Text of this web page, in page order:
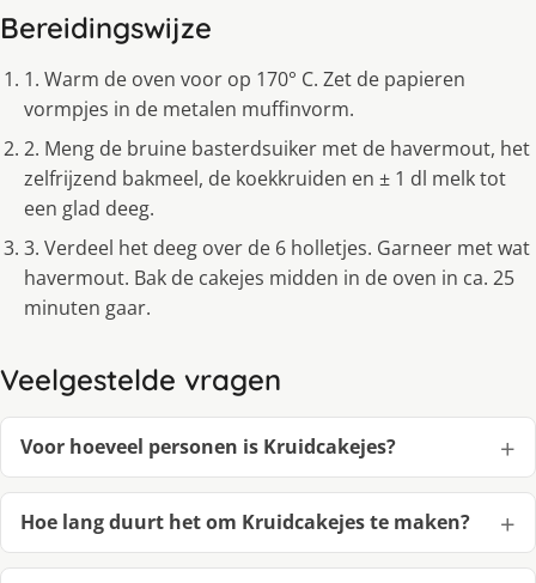
Bereidingswijze
1. Warm de oven voor op 170° C. Zet de papieren
vormpjes in de metalen muffinvorm.
2. Meng de bruine basterdsuiker met de havermout, het
zelfrijzend bakmeel, de koekkruiden en ± 1 dl melk tot
een glad deeg.
3. Verdeel het deeg over de 6 holletjes. Garneer met wat
havermout. Bak de cakejes midden in de oven in ca. 25
minuten gaar.
Veelgestelde vragen
Voor hoeveel personen is Kruidcakejes?
Hoe lang duurt het om Kruidcakejes te maken?